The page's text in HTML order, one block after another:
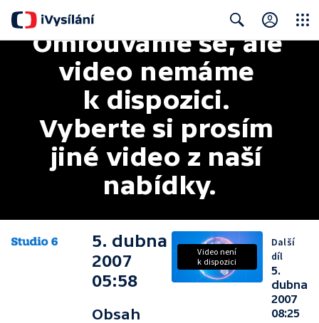
Search
Omlouváme se, ale
video nemáme
k dispozici.
Vyberte si prosím
jiné video z naší
nabídky.
5. dubna
2007
05:58
Obsah
Video není
k dispozici
Další
díl
5.
dubna
2007
08:25